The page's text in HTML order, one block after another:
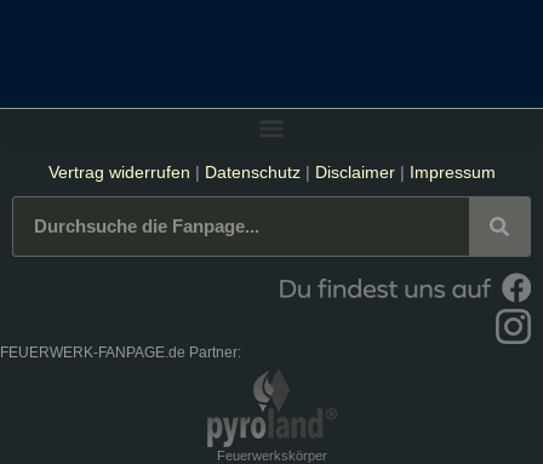
Vertrag widerrufen | Datenschutz| Disclaimer| Impressum
FEUERWERK-FANPAGE.de Partner:
Feuerwerkskörper